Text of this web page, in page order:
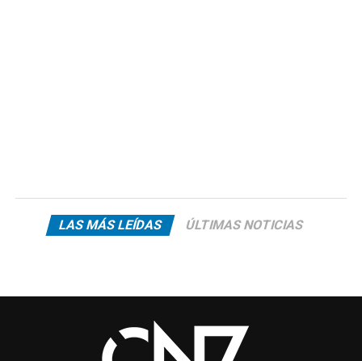
LAS MÁS LEÍDAS ÚLTIMAS NOTICIAS